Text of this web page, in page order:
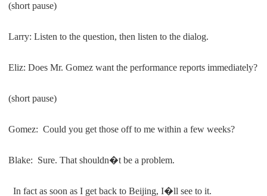
(short pause)
Larry: Listen to the question, then listen to the dialog.
Eliz: Does Mr. Gomez want the performance reports immediately?
(short pause)
Gomez: Could you get those off to me within a few weeks?
Blake: Sure. That shouldn�t be a problem.
In fact as soon as I get back to Beijing, I�ll see to it.